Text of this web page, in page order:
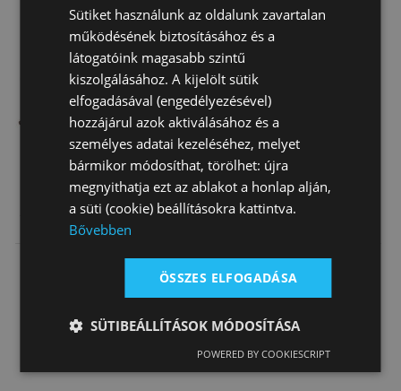
Segédszár Bőr
Szügyelő Daslö
Roz…
32 270 Ft
Kikötőszár
16 740 Ft
Sütiket használunk az oldalunk zavartalan
működésének biztosításához és a
látogatóink magasabb szintű
kiszolgálásához. A kijelölt sütik
elfogadásával (engedélyezésével)
hozzájárul azok aktiválásához és a
személyes adatai kezeléséhez, melyet
bármikor módosíthat, törölhet: újra
megnyithatja ezt az ablakot a honlap alján,
a süti (cookie) beállításokra kattintva.
Bővebben
ÖSSZES ELFOGADÁSA
SÜTIBEÁLLÍTÁSOK MÓDOSÍTÁSA
POWERED BY COOKIESCRIPT